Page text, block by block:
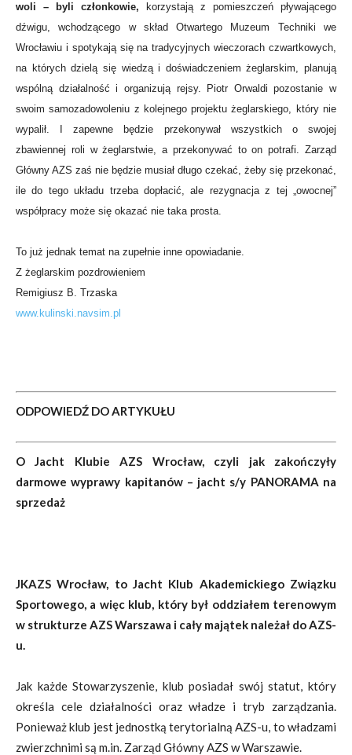
woli – byli członkowie, korzystają z pomieszczeń pływającego
dźwigu, wchodzącego w skład Otwartego Muzeum Techniki we
Wrocławiu i spotykają się na tradycyjnych wieczorach czwartkowych,
na których dzielą się wiedzą i doświadczeniem żeglarskim, planują
wspólną działalność i organizują rejsy. Piotr Orwaldi pozostanie w
swoim samozadowoleniu z kolejnego projektu żeglarskiego, który nie
wypalił. I zapewne będzie przekonywał wszystkich o swojej
zbawiennej roli w żeglarstwie, a przekonywać to on potrafi. Zarząd
Główny AZS zaś nie będzie musiał długo czekać, żeby się przekonać,
ile do tego układu trzeba dopłacić, ale rezygnacja z tej „owocnej”
współpracy może się okazać nie taka prosta.
To już jednak temat na zupełnie inne opowiadanie.
Z żeglarskim pozdrowieniem
Remigiusz B. Trzaska
www.kulinski.navsim.pl
ODPOWIEDŹ DO ARTYKUŁU
O Jacht Klubie AZS Wrocław, czyli jak zakończyły
darmowe wyprawy kapitanów – jacht s/y PANORAMA na
sprzedaż
JKAZS Wrocław, to Jacht Klub Akademickiego Związku
Sportowego, a więc klub, który był oddziałem terenowym
w strukturze AZS Warszawa i cały majątek należał do AZS-
u.
Jak każde Stowarzyszenie, klub posiadał swój statut, który
określa cele działalności oraz władze i tryb zarządzania.
Ponieważ klub jest jednostką terytorialną AZS-u, to władzami
zwierzchnimi są m.in. Zarząd Główny AZS w Warszawie.